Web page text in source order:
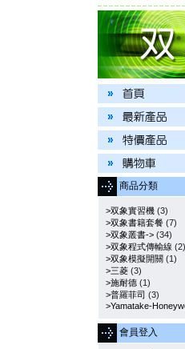
商品分類
>双象實習機(3)
>双象書籍套餐(7)
>双象叢書->(34)
>双象程式傳輸線 (2)
>双象模擬開關(1)
>三菱(3)
>施耐德(1)
>普羅菲司 (3)
>Yamatake-
會員登入